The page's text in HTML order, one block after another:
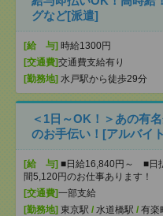
グなど[派遣]
[給 与] 時給1300円
[交通費]交通費支給有り
[勤務地] 水戸駅から徒歩29分
＜1日～OK！＞あの有
のお手伝い！[アルバイ
[給 与] ■日給16,840円～ ■日
間5,120円のお仕事あります！
[交通費]一部支給
[勤務地] 東京駅 / 水道橋駅 / 有楽